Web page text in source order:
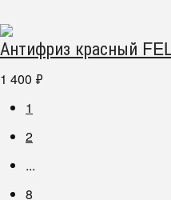
Антифриз красный
1 400 ₽
1
2
...
8